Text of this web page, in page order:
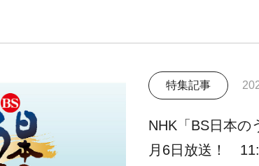
特集記事
NHK「BS日本の
月6日放送！